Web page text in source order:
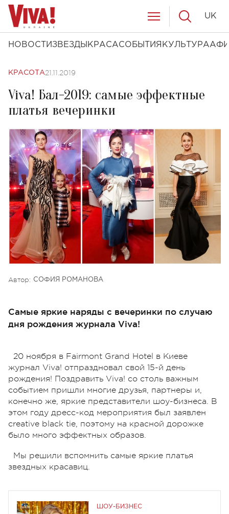
НОВОСТИ ЗВЕЗДЫ КРАСАСОБЫТИЯ КУЛЬТУРА
UK
КРАСОТА21.11.2019
Viva! Бал-2019: самые эффектные
платья вечеринки
Автор: СОФИЯ РОМАНОВА
Самые яркие наряды с вечеринки по случаю
дня рождения журнала Viva!
20 ноября в Fairmont Grand Hotel в Киеве
журнал Viva! отпраздновал свой 15-й день
рождения! Поздравить Viva! со столь важным
событием пришли многие друзья, партнеры и,
конечно же, яркие представители шоу-бизнеса. В
этом году дресс-код мероприятия был заявлен
сreative black tie, поэтому на красной дорожке
было много эффектных образов.
Мы решили вспомнить самые яркие платья
звездных красавиц.
ШОУ-БИЗНЕС